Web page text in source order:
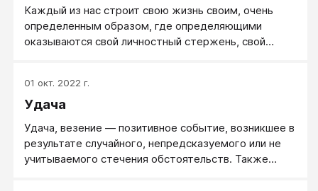
Каждый из нас строит свою жизнь своим, очень
определенным образом, где определяющими
оказываются свой личностный стержень, свой
привычный личностный инструментарий.
01 окт. 2022 г.
Удача
Удача, везение — позитивное событие, возникшее в
результате случайного, непредсказуемого или не
учитываемого стечения обстоятельств. Также